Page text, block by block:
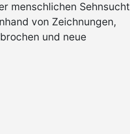
menschlichen Sehnsucht
von Zeichnungen,
und neue